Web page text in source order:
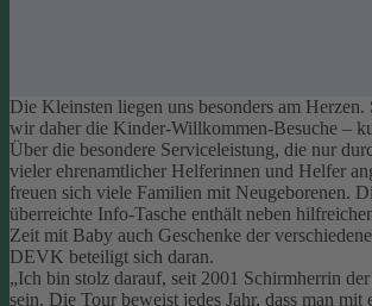
Die Kleinsten liegen uns besonders am Herzen.
wir daher die Kinder-Willkommen-Besuche –
Über die besondere Serviceleistung, die nur
vieler ehrenamtlicher Helferinnen und Helfer
freuen sich viele Familien mit Neugeborenen.
überreichte Info-Tasche enthält neben
Zeit mit Baby auch Geschenke der
DEVK beteiligt sich daran.
„Ich bin stolz darauf, seit 2001 Schirmherrin
sein. Die Tour beweist jedes Jahr, dass man mit